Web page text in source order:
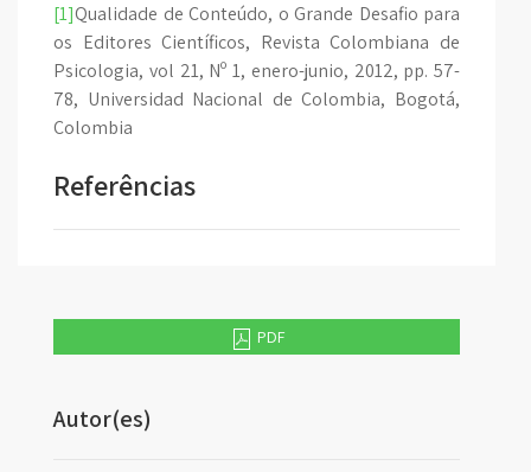
[1]Qualidade de Conteúdo, o Grande Desafio para
os Editores Científicos, Revista Colombiana de
Psicologia, vol 21, Nº 1, enero-junio, 2012, pp. 57-
78, Universidad Nacional de Colombia, Bogotá,
Colombia
Referências
PDF
Autor(es)